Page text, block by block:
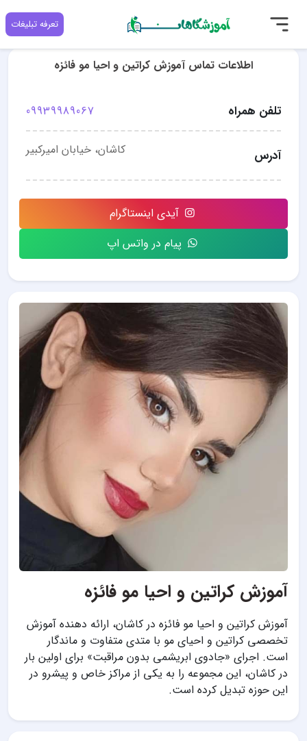
تعرفه تبلیغات
آموزش کراتین و احیا مو فائزه
آموزش کراتین و احیا مو فائزه در کاشان، ارائه دهنده آموزش
تخصصی کراتین و احیای مو با متدی متفاوت و ماندگار
است. اجرای «جادوی ابریشمی بدون مراقبت» برای اولین بار
در کاشان، این مجموعه را به یکی از مراکز خاص و پیشرو در
این حوزه تبدیل کرده است.
اطلاعات تماس آموزش کراتین و احیا مو فائزه
تلفن همراه 09939989067
آدرس کاشان، خیابان امیرکبیر
آیدی اینستاگرام
پیام در واتس اپ